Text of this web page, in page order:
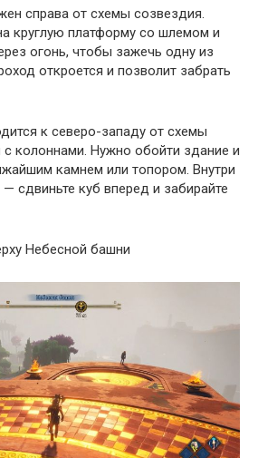
справа от схемы созвездия.
круглую платформу со шлемом и
огонь, чтобы зажечь одну из
откроется и позволит забрать
к северо-западу от схемы
с колоннами. Нужно обойти здание и
камнем или топором. Внутри
сдвиньте куб вперед и забирайте
Небесной башни